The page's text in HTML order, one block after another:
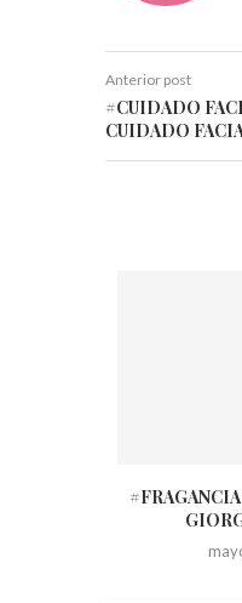
Anterior post
#CUIDADO
CUIDADO